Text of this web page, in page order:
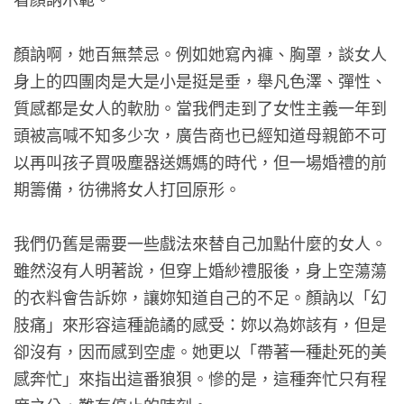
顏訥啊，她百無禁忌。例如她寫內褲、胸罩，談女人
身上的四團肉是大是小是挺是垂，舉凡色澤、彈性、
質感都是女人的軟肋。當我們走到了女性主義一年到
頭被高喊不知多少次，廣告商也已經知道母親節不可
以再叫孩子買吸塵器送媽媽的時代，但一場婚禮的前
期籌備，彷彿將女人打回原形。
我們仍舊是需要一些戲法來替自己加點什麼的女人。
雖然沒有人明著說，但穿上婚紗禮服後，身上空蕩蕩
的衣料會告訴妳，讓妳知道自己的不足。顏訥以「幻
肢痛」來形容這種詭譎的感受：妳以為妳該有，但是
卻沒有，因而感到空虛。她更以「帶著一種赴死的美
感奔忙」來指出這番狼狽。慘的是，這種奔忙只有程